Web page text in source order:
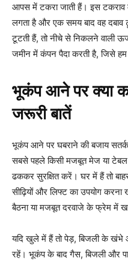
आपस में टकरा जाती हैं। इस टकराव
लगता है और एक समय बाद वह दबाव
टूटती हैं, तो नीचे से निकलने वाली
जमीन में कंपन पैदा करती है, जिसे
भूकंप आने पर क्या
जरूरी बातें
भूकंप आने पर घबराने की बजाय
सबसे पहले किसी मजबूत मेज या
ढककर सुरक्षित करें। घर में हैं तो
सीढ़ियों और लिफ्ट का उपयोग
बैठना या मजबूत दरवाजे के फ्रेम में खड़े
यदि खुले में हैं तो पेड़, बिजली के
रहें। भूकंप के बाद गैस, बिजली और